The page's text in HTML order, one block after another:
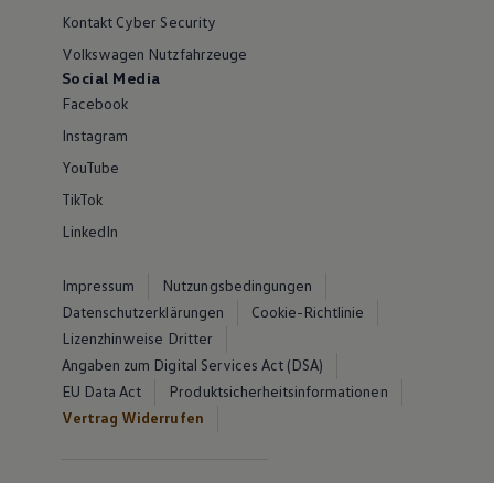
Kontakt Cyber Security
Volkswagen Nutzfahrzeuge
Social Media
Facebook
Instagram
YouTube
TikTok
LinkedIn
Impressum
Nutzungsbedingungen
Datenschutzerklärungen
Cookie-Richtlinie
Lizenzhinweise Dritter
Angaben zum Digital Services Act (DSA)
EU Data Act
Produktsicherheitsinformationen
Vertrag Widerrufen